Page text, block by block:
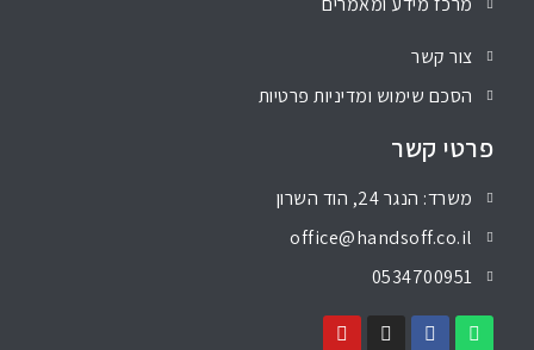
צור קשר
הסכם שימוש ומדיניות פרטיות
פרטי קשר
משרד: הנגר 24, הוד השרון
office@handsoff.co.il
0534700951